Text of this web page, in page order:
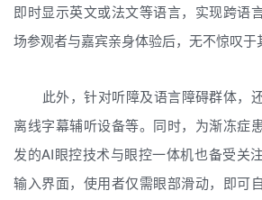
即时显示英文或法文等语言，实现跨语
场参观者与嘉宾亲身体验后，无不惊叹于
此外，针对听障及语言障碍群体，
离线字幕辅听设备等。同时，为渐冻症
发的AI眼控技术与眼控一体机也备受关
输入界面，使用者仅需眼部滑动，即可